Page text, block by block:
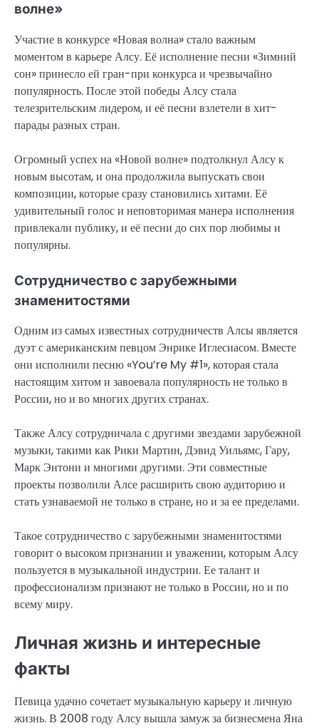
волне»
Участие в конкурсе «Новая волна» стало важным
моментом в карьере Алсу. Её исполнение песни «Зимний
сон» принесло ей гран-при конкурса и чрезвычайно
популярность. После этой победы Алсу стала
телезрительским лидером, и её песни взлетели в хит-
парады разных стран.
Огромный успех на «Новой волне» подтолкнул Алсу к
новым высотам, и она продолжила выпускать свои
композиции, которые сразу становились хитами. Её
удивительный голос и неповторимая манера исполнения
привлекали публику, и её песни до сих пор любимы и
популярны.
Сотрудничество с зарубежными
знаменитостями
Одним из самых известных сотрудничеств Алсы является
дуэт с американским певцом Энрике Иглесиасом. Вместе
они исполнили песню «You’re My #1», которая стала
настоящим хитом и завоевала популярность не только в
России, но и во многих других странах.
Также Алсу сотрудничала с другими звездами зарубежной
музыки, такими как Рики Мартин, Дэвид Уильямс, Гару,
Марк Энтони и многими другими. Эти совместные
проекты позволили Алсе расширить свою аудиторию и
стать узнаваемой не только в стране, но и за ее пределами.
Такое сотрудничество с зарубежными знаменитостями
говорит о высоком признании и уважении, которым Алсу
пользуется в музыкальной индустрии. Ее талант и
профессионализм признают не только в России, но и по
всему миру.
Личная жизнь и интересные
факты
Певица удачно сочетает музыкальную карьеру и личную
жизнь. В 2008 году Алсу вышла замуж за бизнесмена Яна